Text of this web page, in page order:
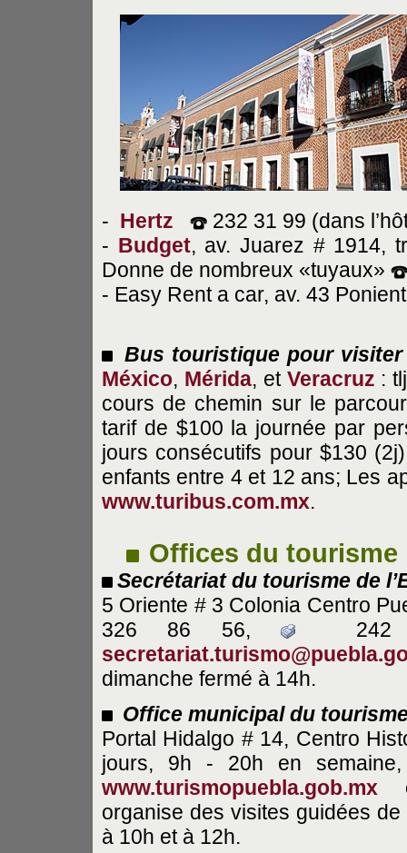
- Hertz
232 31 99 (dans
- Budget, av. Juarez # 1914,
Donne de nombreux «tuyaux»
- Easy Rent a car, av. 43
Bus touristique pour
México, Mérida, et Veracruz :
cours de chemin sur le
tarif de $100 la journée par
jours consécutifs pour $130
enfants entre 4 et 12 ans; Les
www.turibus.com.mx.
Offices du tourisme
Secrétariat du tourisme de
5 Oriente # 3 Colonia Centro
326 86 56,
242
dimanche fermé à 14h.
Office municipal du
Portal Hidalgo # 14, Centro
jours, 9h - 20h en
www.turismopuebla.gob.mx
organise des visites guidées
à 10h et à 12h.